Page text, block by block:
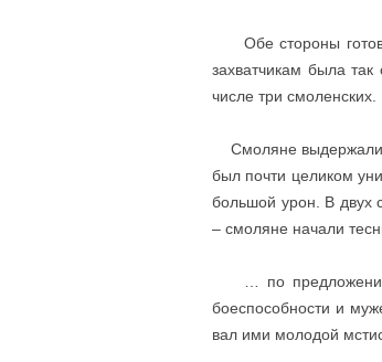
Обе стороны
захватчикам была
числе три смоленских.
Смоляне выдержали
был почти целиком
большой урон. В двух
– смоляне начали
… по предложению
боеспособности и
вал ими молодой